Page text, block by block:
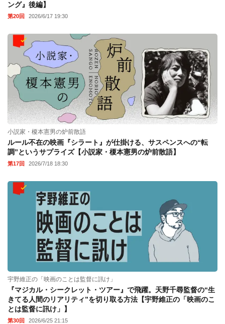
ング』後編】
第20回 2026/6/17 19:30
小説家・榎本憲男の炉前散語
ルール不在の映画『シラート』が仕掛ける、サスペンスへの“転
調”というサプライズ【小説家・榎本憲男の炉前散語】
第17回 2026/7/18 18:30
宇野維正の「映画のことは監督に訊け」
『マジカル・シークレット・ツアー』で飛躍。天野千尋監督の“生
きてる人間のリアリティ”を切り取る方法【宇野維正の「映画のこ
とは監督に訊け」】
第30回 2026/6/25 21:15